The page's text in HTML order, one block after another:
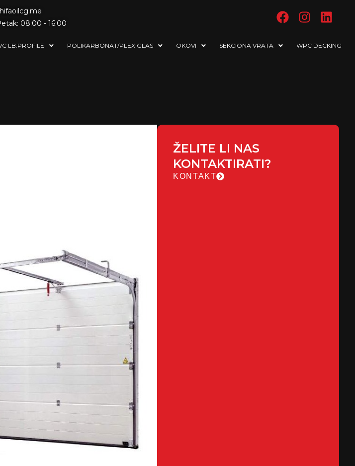
08:00 - 16:00
LB.PROFILE POLIKARBONAT/PLEXIGLAS OKOVI SEKCIONA VRATA WPC DECKING
ŽELITE LI NAS
KONTAKTIRATI?
KONTAKT